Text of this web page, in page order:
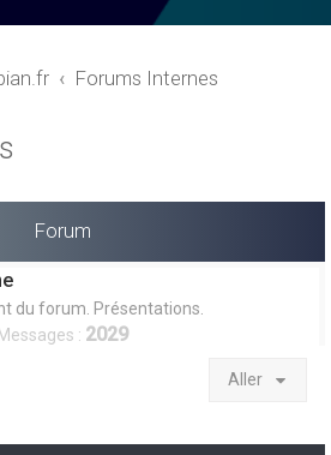
Forums Internes
Forum
du forum. Présentations.
: 2029
Aller